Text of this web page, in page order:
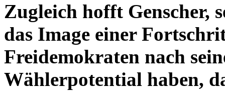
Zugleich hofft Genscher,
das Image einer
Freidemokraten nach
Wählerpotential haben,